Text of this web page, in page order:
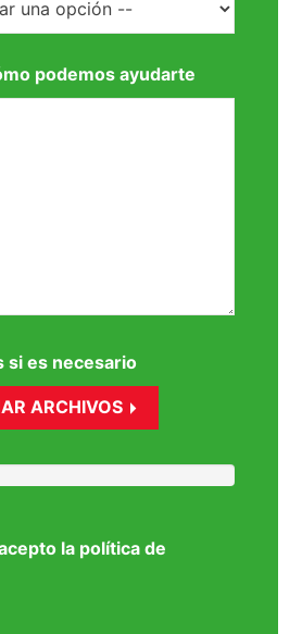
podemos ayudarte
si es necesario
ARCHIVOS
la política de